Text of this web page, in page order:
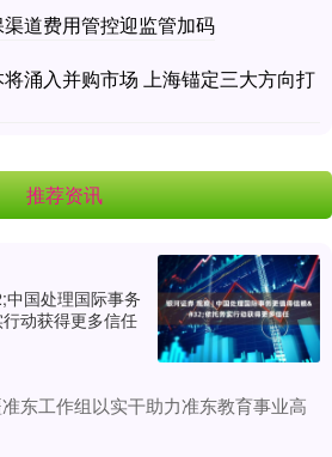
道费用管控迎监管加码
涌入并购市场 上海锚定三大方向打
推荐资讯
国处理国际事务
动获得更多信任
东工作组以实干助力准东教育事业高